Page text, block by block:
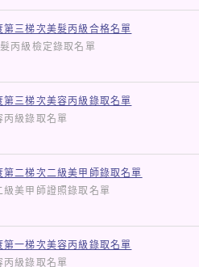
三梯次美髮丙級合格名單
丙級檢定錄取名單
三梯次美容丙級錄取名單
丙級錄取名單
二梯次二級美甲師錄取名單
級美甲師證照錄取名單
一梯次美容丙級錄取名單
丙級錄取名單